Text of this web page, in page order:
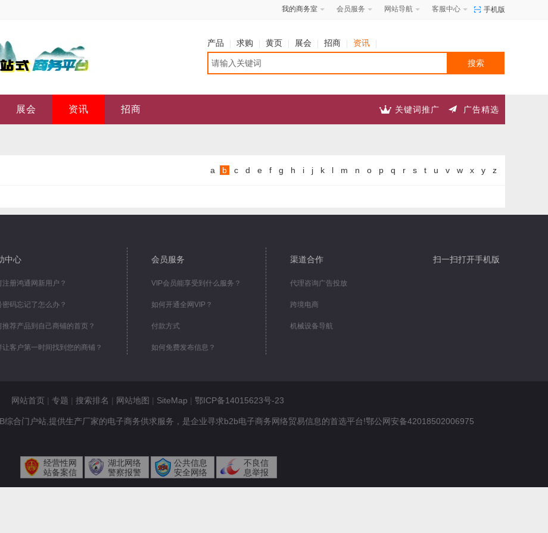
手机版
客服中心
网站导航
会员服务
我的商务室
产品 求购 黄页 展会 招商 资讯
展会 资讯 招商 广告精选
关键词推广
a b c d e f g h i j k l m n o p q r s t u v w x y z
中心
注册鸿通网新用户？
密码忘记了怎么办？
推荐产品到自己商铺的首页？
让客户第一时间找到您的商铺？
会员服务
VIP会员能享受到什么服务？
如何开通全网VIP？
付款方式
如何免费发布信息？
渠道合作
代理咨询广告投放
跨境电商
机械设备导航
扫一扫打开手机版
网站首页 | 专题 | 搜索排名 | 网站地图 | SiteMap | 鄂ICP备14015623号-23
合门户站,提供生产厂家的电子商务供求服务，是企业寻求b2b电子商务网络贸易信息的首选平台!鄂公网安备42018502006975
经营性网
站备案信
湖北网络
警察报警
公共信息
安全网络
不良信
息举报